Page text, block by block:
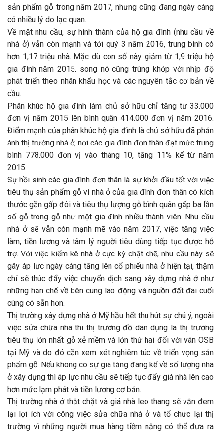
sản phẩm gỗ trong năm 2017, nhưng cũng đang ngày càng
có nhiều lý do lạc quan.
Về mặt nhu cầu, sự hình thành của hộ gia đình (nhu cầu về
nhà ở) vẫn còn mạnh và tới quý 3 năm 2016, trung bình có
hơn 1,17 triệu nhà. Mặc dù con số này giảm từ 1,9 triệu hộ
gia đình năm 2015, song nó cũng trùng khớp với nhịp độ
phát triển theo nhân khẩu học và các nguyên tắc cơ bản về
cầu.
Phân khúc hộ gia đình làm chủ sở hữu chỉ tăng từ 33.000
đơn vị năm 2015 lên bình quân 414.000 đơn vị năm 2016.
Điểm mạnh của phân khúc hộ gia đình là chủ sở hữu đã phản
ánh thị trường nhà ở, nơi các gia đình đơn thân đạt mức trung
bình 778.000 đơn vị vào tháng 10, tăng 11% kể từ năm
2015.
Sự hồi sinh các gia đình đơn thân là sự khởi đầu tốt với việc
tiêu thụ sản phẩm gỗ vì nhà ở của gia đình đơn thân có kích
thước gần gấp đôi và tiêu thụ lượng gỗ bình quân gấp ba lần
số gỗ trong gỗ như một gia đình nhiều thành viên. Nhu cầu
nhà ở sẽ vẫn còn mạnh mẽ vào năm 2017, việc tăng việc
làm, tiền lương và tâm lý người tiêu dùng tiếp tục được hỗ
trợ. Với việc kiểm kê nhà ở cực kỳ chặt chẽ, nhu cầu này sẽ
gây áp lực ngày càng tăng lên cổ phiếu nhà ở hiện tại, thậm
chí sẽ thúc đẩy việc chuyển dịch sang xây dựng nhà ở như
những hạn chế về bên cung lao động và nguồn đất đai cuối
cùng có sẵn hơn.
Thị trường xây dựng nhà ở Mỹ hầu hết thu hút sự chú ý, ngoài
việc sửa chữa nhà thì thị trường đồ dân dụng là thị trường
tiêu thụ lớn nhất gỗ xẻ mềm và lớn thứ hai đối với ván OSB
tại Mỹ và do đó cần xem xét nghiêm túc về triển vọng sản
phẩm gỗ. Nếu không có sự gia tăng đáng kể về số lượng nhà
ở xây dựng thì áp lực nhu cầu sẽ tiếp tục đẩy giá nhà lên cao
hơn mức lạm phát và tiền lương cơ bản.
Thị trường nhà ở thắt chặt và giá nhà leo thang sẽ vẫn đem
lại lợi ích với công việc sửa chữa nhà ở và tổ chức lại thị
trường vì những người mua hàng tiềm năng có thể đưa ra